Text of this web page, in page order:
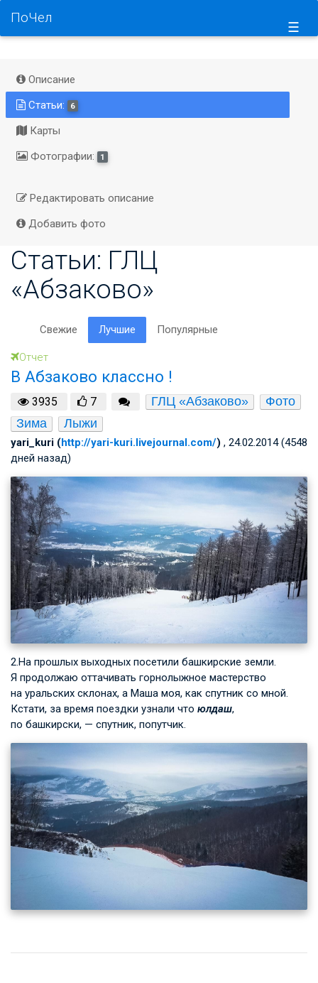
☰
ПоЧел
Описание
Статьи:
6
Карты
Фотографии:
1
Редактировать описание
Добавить фото
Статьи: ГЛЦ
«Абзаково»
Свежие Лучшие Популярные
Отчет
В Абзаково классно !
3935 7 ГЛЦ «Абзаково»
Фото
Зима
Лыжи
yari_kuri (http://yari-kuri.livejournal.com/) , 24.02.2014 (4548
дней назад)
2.На прошлых выходных посетили башкирские земли.
Я продолжаю оттачивать горнолыжное мастерство
на уральских склонах, а Маша моя, как спутник со мной.
Кстати, за время поездки узнали что юлдаш,
по башкирски, — спутник, попутчик.